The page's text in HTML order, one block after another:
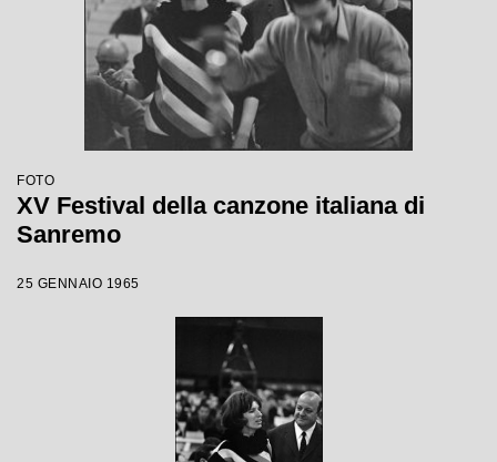
FOTO
XV Festival della canzone italiana di
Sanremo
25 GENNAIO 1965